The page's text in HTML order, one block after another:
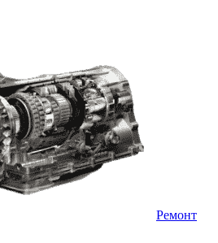
Ремонт